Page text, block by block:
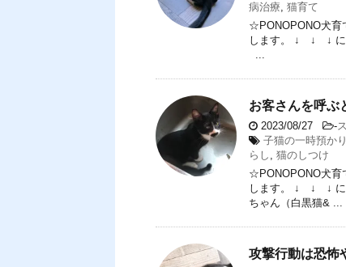
病治療, 猫育て
☆PONOPONO犬育
します。 ↓ ↓ ↓ に
...
お客さんを呼ぶ
2023/08/27 -
子猫の一時預かり
らし , 猫のしつけ
☆PONOPONO犬育
します。 ↓ ↓ ↓ に
ちゃん（白黒猫& ...
攻撃行動は恐怖